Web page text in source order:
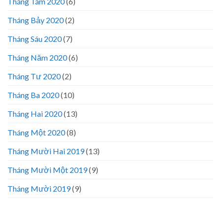
Tháng Bảy 2020(2)
Tháng Sáu 2020(7)
Tháng Năm 2020(6)
Tháng Tư 2020(2)
Tháng Ba 2020(10)
Tháng Hai 2020(13)
Tháng Một 2020(8)
Tháng Mười Hai 2019(13)
Tháng Mười Một 2019(9)
Tháng Mười 2019(9)